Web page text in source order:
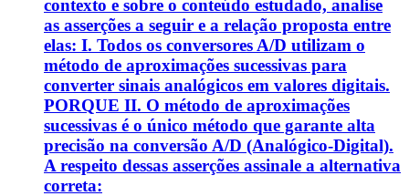
contexto e sobre o conteúdo estudado, analise
as asserções a seguir e a relação proposta entre
elas: I. Todos os conversores A/D utilizam o
método de aproximações sucessivas para
converter sinais analógicos em valores digitais.
PORQUE II. O método de aproximações
sucessivas é o único método que garante alta
precisão na conversão A/D (Analógico-Digital).
A respeito dessas asserções assinale a alternativa
correta: